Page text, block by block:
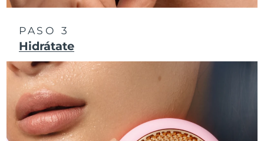
PASO 3
Hidrátate
Singapur Entrega prevista8/12/26
Eslovaquia
Eslovenia Entrega prevista
Sudáfrica Entrega prevista
Corea del Sur Entrega prevista